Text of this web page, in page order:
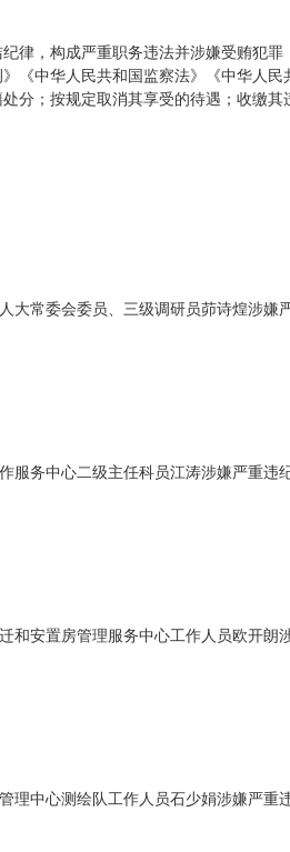
律，构成严重职务违法并涉嫌受贿犯
《中华人民共和国监察法》《中华人
分；按规定取消其享受的待遇；收缴
大常委会委员、三级调研员茆诗煌涉
服务中心二级主任科员江涛涉嫌严重
和安置房管理服务中心工作人员欧开
理中心测绘队工作人员石少娟涉嫌严